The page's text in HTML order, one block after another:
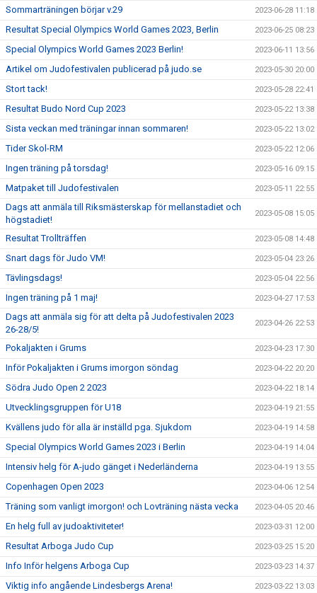
Sommarträningen börjar v.29 2023-06-28 11:18
Resultat Special Olympics World Games 2023, Berlin 2023-06-25 08:23
Special Olympics World Games 2023 Berlin! 2023-06-11 13:56
Artikel om Judofestivalen publicerad på judo.se 2023-05-30 20:00
Stort tack! 2023-05-28 22:41
Resultat Budo Nord Cup 2023 2023-05-22 13:38
Sista veckan med träningar innan sommaren! 2023-05-22 13:02
Tider Skol-RM 2023-05-22 12:06
Ingen träning på torsdag! 2023-05-16 09:15
Matpaket till Judofestivalen 2023-05-11 22:55
Dags att anmäla till Riksmästerskap för mellanstadiet och
högstadiet!
2023-05-08 15:05
Resultat Trollträffen 2023-05-08 14:48
Snart dags för Judo VM! 2023-05-04 23:26
Tävlingsdags! 2023-05-04 22:56
Ingen träning på 1 maj! 2023-04-27 17:53
Dags att anmäla sig för att delta på Judofestivalen 2023
26-28/5!
2023-04-26 22:53
Pokaljakten i Grums 2023-04-23 17:30
Inför Pokaljakten i Grums imorgon söndag 2023-04-22 20:20
Södra Judo Open 2 2023 2023-04-22 18:14
Utvecklingsgruppen för U18 2023-04-19 21:55
Kvällens judo för alla är inställd pga. Sjukdom 2023-04-19 14:58
Special Olympics World Games 2023 i Berlin 2023-04-19 14:04
Intensiv helg för A-judo gänget i Nederländerna 2023-04-19 13:55
Copenhagen Open 2023 2023-04-06 12:54
Träning som vanligt imorgon! och Lovträning nästa vecka 2023-04-05 20:46
En helg full av judoaktiviteter! 2023-03-31 12:00
Resultat Arboga Judo Cup 2023-03-25 15:20
Info Inför helgens Arboga Cup 2023-03-23 14:37
Viktig info angående Lindesbergs Arena! 2023-03-22 13:03